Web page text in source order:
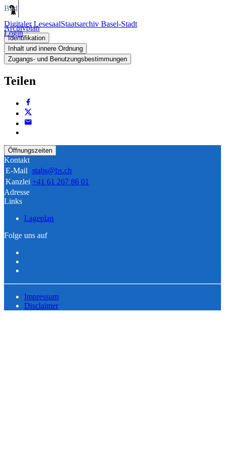
Digitaler LesesaalStaatsarchiv Basel-Stadt
Login
Bild
Archivplan
Identifikation
Inhalt und innere Ordnung
Zugangs- und Benutzungsbestimmungen
Teilen
Öffnungszeiten
Kontakt
E-Mail stabs@bs.ch
Kanzlei +41 61 267 86 01
Adresse
Links
Lageplan
Folge uns auf
Impressum
Disclaimer